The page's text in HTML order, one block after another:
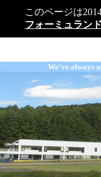
このページは
フォーミュラン
We've always